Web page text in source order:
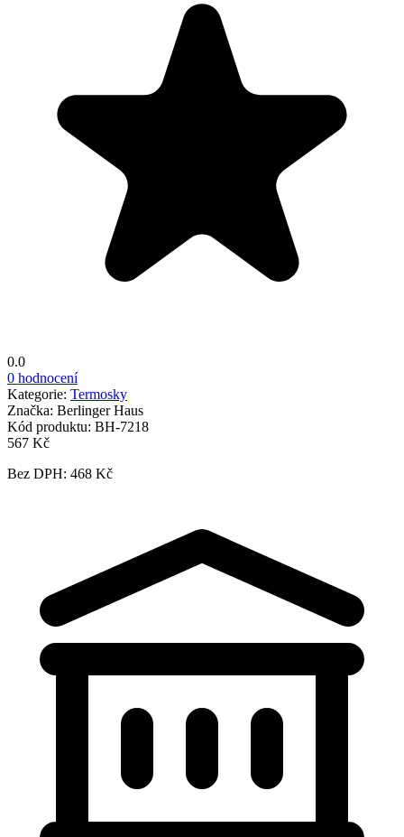
0.0
0 hodnocení
Kategorie: Termosky
Značka: Berlinger Haus
Kód produktu: BH-7218
567 Kč
Bez DPH: 468 Kč